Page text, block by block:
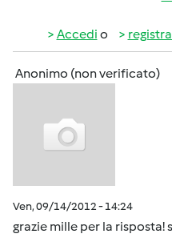
Accedi o
Anonimo (non verificato)
Ven, 09/14/2012 - 14:24
grazie mille per la risposta!